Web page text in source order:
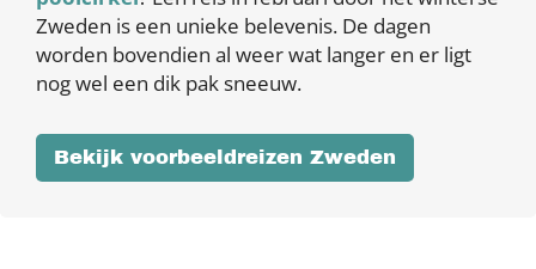
Zweden is een unieke belevenis. De dagen
worden bovendien al weer wat langer en er ligt
nog wel een dik pak sneeuw.
Bekijk voorbeeldreizen Zweden